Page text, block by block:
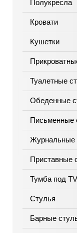
Полукресла
Кровати
Кушетки
Туалетные
Обеденные
Письменные
Журнальные
Приставные
Тумба под TV
Стулья
Барные